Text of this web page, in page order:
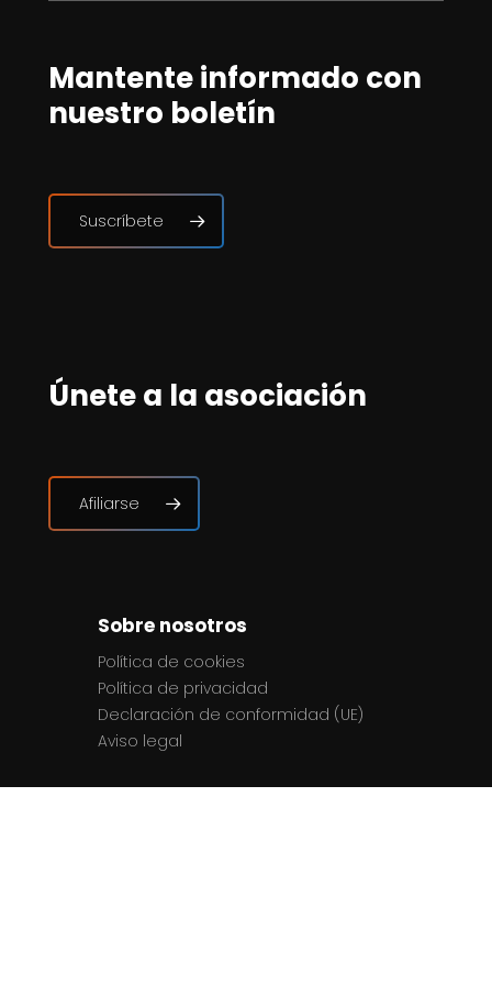
Mantente informado con
nuestro boletín
Suscríbete
Únete a la asociación
Afiliarse
Sobre nosotros
Política de cookies
Política de privacidad
Declaración de conformidad (UE)
Aviso legal